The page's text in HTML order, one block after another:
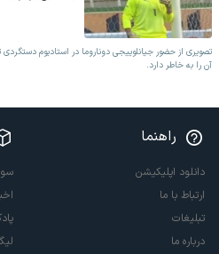
تصویری از حضور جیانلوییجی دوناروما در استادیوم
آن را به خاطر دارد.
راهنما
دانلود اپلیکیشن
ارتباط با ما
تبلیغات
درباره ما